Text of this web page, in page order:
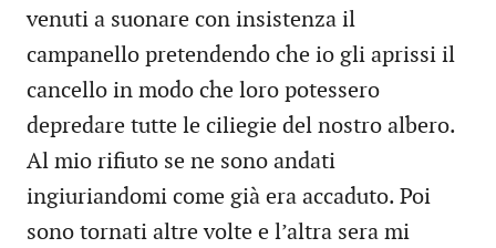
venuti a suonare con insistenza il
campanello pretendendo che io gli aprissi il
cancello in modo che loro potessero
depredare tutte le ciliegie del nostro albero.
Al mio rifiuto se ne sono andati
ingiuriandomi come già era accaduto. Poi
sono tornati altre volte e l’altra sera mi